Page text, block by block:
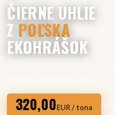
ČIERNE UHLIE
Z POĽSKA
EKOHRÁŠOK
320,00EUR / tona